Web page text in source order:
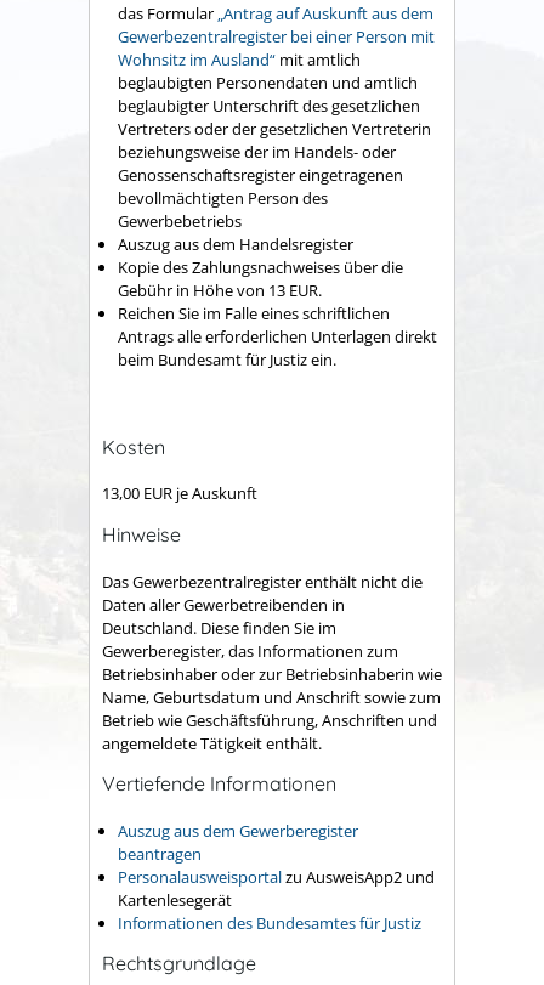
das Formular „Antrag auf Auskunft aus dem
Gewerbezentralregister bei einer Person mit
Wohnsitz im Ausland“ mit amtlich
beglaubigten Personendaten und amtlich
beglaubigter Unterschrift des gesetzlichen
Vertreters oder der gesetzlichen Vertreterin
beziehungsweise der im Handels- oder
Genossenschaftsregister eingetragenen
bevollmächtigten Person des
Gewerbebetriebs
Auszug aus dem Handelsregister
Kopie des Zahlungsnachweises über die
Gebühr in Höhe von 13 EUR.
Reichen Sie im Falle eines schriftlichen
Antrags alle erforderlichen Unterlagen direkt
beim Bundesamt für Justiz ein.
Kosten
13,00 EUR je Auskunft
Hinweise
Das Gewerbezentralregister enthält nicht die
Daten aller Gewerbetreibenden in
Deutschland. Diese finden Sie im
Gewerberegister, das Informationen zum
Betriebsinhaber oder zur Betriebsinhaberin wie
Name, Geburtsdatum und Anschrift sowie zum
Betrieb wie Geschäftsführung, Anschriften und
angemeldete Tätigkeit enthält.
Vertiefende Informationen
Auszug aus dem Gewerberegister
beantragen
Personalausweisportalzu AusweisApp2 und
Kartenlesegerät
Informationen des Bundesamtes für Justiz
Rechtsgrundlage